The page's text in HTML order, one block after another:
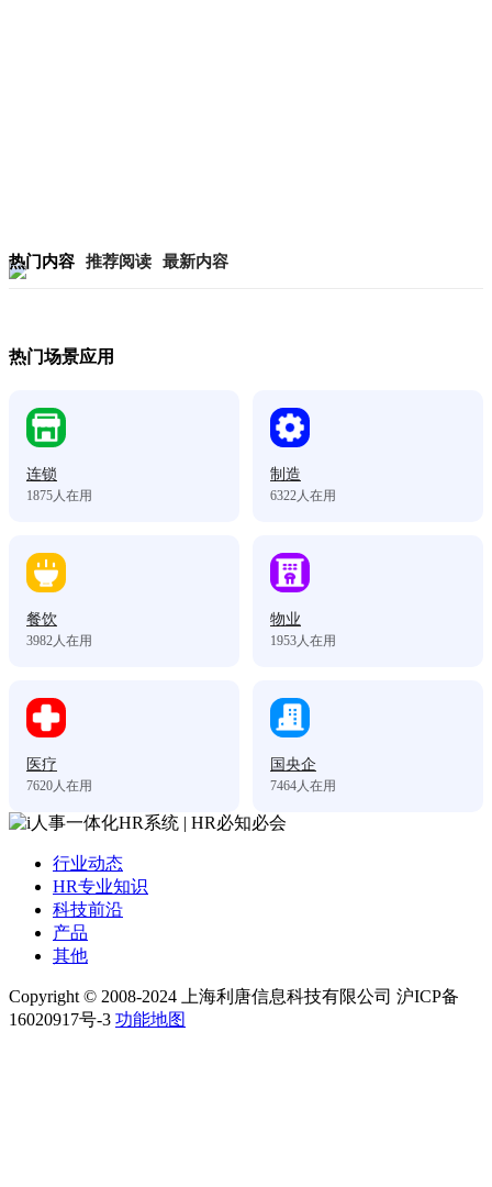
热门内容 推荐阅读 最新内容
热门场景应用
连锁
1875人在用
制造
6322人在用
餐饮
3982人在用
物业
1953人在用
医疗
7620人在用
国央企
7464人在用
行业动态
HR专业知识
科技前沿
产品
其他
Copyright © 2008-2024 上海利唐信息科技有限公司 沪ICP备
16020917号-3 功能地图